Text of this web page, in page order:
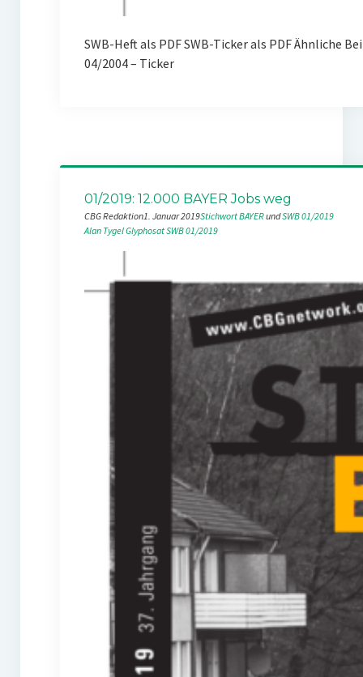
SWB-Heft als PDF SWB-Ticker als PDF Ähnliche
04/2004 – Ticker
01/2019: 12.000 BAYER Jobs weg
CBG Redaktion1. Januar 2019Stichwort BAYER und SWB 01/2019
Alan TygelGlyphosatSWB 01/2019